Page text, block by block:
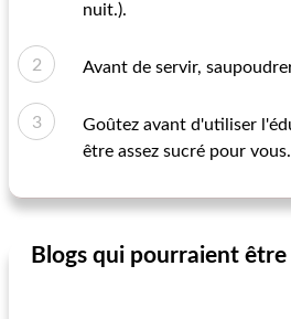
nuit.).
Avant de servir,
Goûtez avant d'utiliser
être assez sucré pour vous.
Blogs qui pourraient